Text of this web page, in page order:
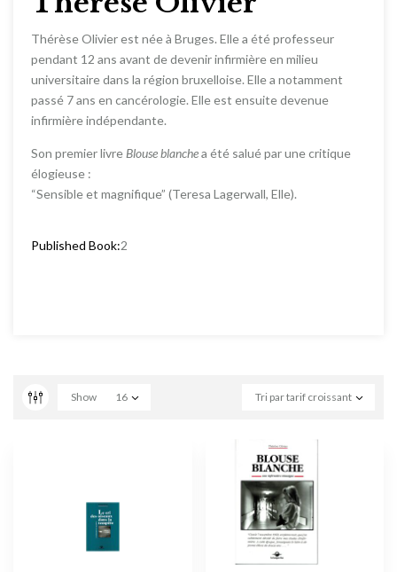
Thérèse Olivier est née à Bruges. Elle a été professeur
pendant 12 ans avant de devenir infirmière en milieu
universitaire dans la région bruxelloise. Elle a notamment
passé 7 ans en cancérologie. Elle est ensuite devenue
infirmière indépendante.
Son premier livre Blouse blanchea été salué par une critique
élogieuse :
“Sensible et magnifique” (Teresa Lagerwall, Elle).
Published Book:2
Tri par tarif croissant
Show 16